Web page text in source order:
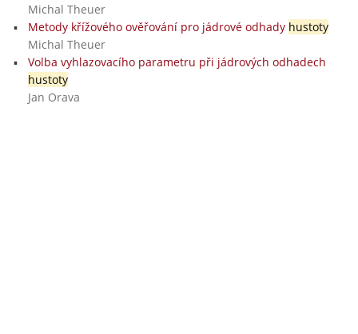
Michal Theuer
Metody křížového ověřování pro jádrové odhady hustoty
Michal Theuer
Volba vyhlazovacího parametru při jádrových odhadech
hustoty
Jan Orava